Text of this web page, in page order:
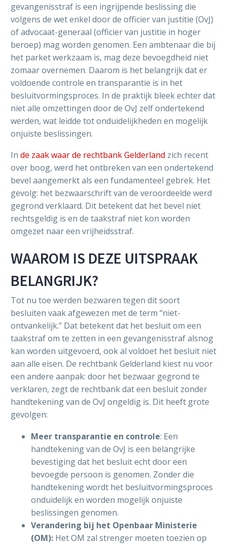
gevangenisstraf is een ingrijpende beslissing die
volgens de wet enkel door de officier van justitie (OvJ)
of advocaat-generaal (officier van justitie in hoger
beroep) mag worden genomen. Een ambtenaar die bij
het parket werkzaam is, mag deze bevoegdheid niet
zomaar overnemen. Daarom is het belangrijk dat er
voldoende controle en transparantie is in het
besluitvormingsproces. In de praktijk bleek echter dat
niet alle omzettingen door de OvJ zelf ondertekend
werden, wat leidde tot onduidelijkheden en mogelijk
onjuiste beslissingen.
In de zaak waar de rechtbank Gelderland zich recent
over boog, werd het ontbreken van een ondertekend
bevel aangemerkt als een fundamenteel gebrek. Het
gevolg: het bezwaarschrift van de veroordeelde werd
gegrond verklaard. Dit betekent dat het bevel niet
rechtsgeldig is en de taakstraf niet kon worden
omgezet naar een vrijheidsstraf.
WAAROM IS DEZE UITSPRAAK
BELANGRIJK?
Tot nu toe werden bezwaren tegen dit soort
besluiten vaak afgewezen met de term “niet-
ontvankelijk.” Dat betekent dat het besluit om een
taakstraf om te zetten in een gevangenisstraf alsnog
kan worden uitgevoerd, ook al voldoet het besluit niet
aan alle eisen. De rechtbank Gelderland kiest nu voor
een andere aanpak: door het bezwaar gegrond te
verklaren, zegt de rechtbank dat een besluit zonder
handtekening van de OvJ ongeldig is. Dit heeft grote
gevolgen:
Meer transparantie en controle: Een
handtekening van de OvJ is een belangrijke
bevestiging dat het besluit echt door een
bevoegde persoon is genomen. Zonder die
handtekening wordt het besluitvormingsproces
onduidelijk en worden mogelijk onjuiste
beslissingen genomen.
Verandering bij het Openbaar Ministerie
(OM): Het OM zal strenger moeten toezien op